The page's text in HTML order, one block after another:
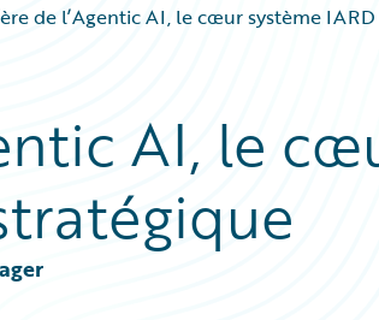
de l’Agentic AI, le cœur système
AI, le